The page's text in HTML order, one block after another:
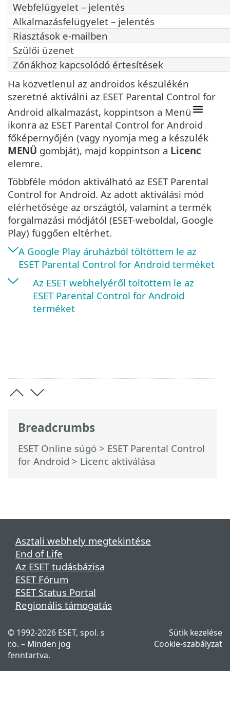
Breadcrumbs
ESET Online súgó > ESET Parental Control
for Android > Licenc aktiválása
Webfelügyelet – jelentés
Alkalmazásfelügyelet – jelentés
Riasztások e-mailben
Szülői üzenet
Zónákhoz kapcsolódó értesítések
Ha közvetlenül az androidos készülékén
szeretné aktiválni az ESET Parental Control for
Android alkalmazást, koppintson a Menü
ikonra az ESET Parental Control for Android
főképernyőjén (vagy nyomja meg a készülék
MENÜ gombját), majd koppintson a Licenc
elemre.
Többféle módon aktiválható az ESET Parental
Control for Android. Az adott aktiválási mód
elérhetősége az országtól, valamint a termék
forgalmazási módjától (ESET-weboldal, Google
Play) függően eltérhet.
A Google Play áruházból töltöttem le az
ESET Parental Control for Android terméket
Az ESET webhelyéről töltöttem le az
ESET Parental Control for Android
terméket
Asztali webhely megtekintése
End of Life
Az ESET tudásbázisa
ESET Fórum
ESET Status Portal
Regionális támogatás
© 1992-2026 ESET, spol. s
r.o. – Minden jog
fenntartva.
Sütik kezelése
Cookie-szabályzat